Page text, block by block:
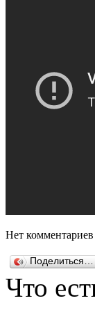
Нет комментариев
Поделиться…
Что